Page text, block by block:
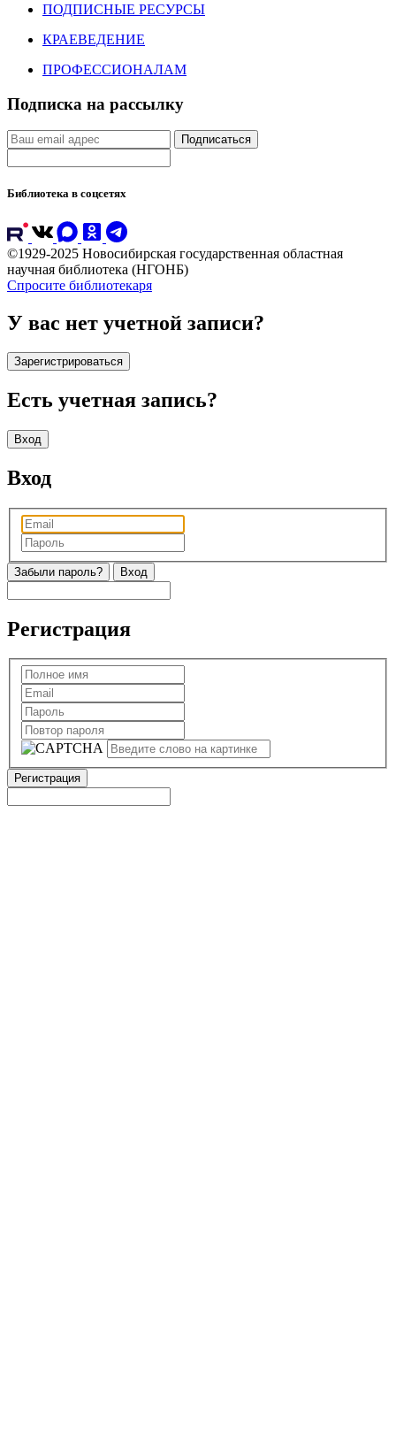
ПОДПИСНЫЕ РЕСУРСЫ
КРАЕВЕДЕНИЕ
ПРОФЕССИОНАЛАМ
Подписка на рассылку
Подписаться
Библиотека в соцсетях
©1929-2025 Новосибирская государственная областная
научная библиотека (НГОНБ)
Спросите библиотекаря
У вас нет учетной записи?
Зарегистрироваться
Есть учетная запись?
Вход
Вход
Забыли пароль?
Регистрация